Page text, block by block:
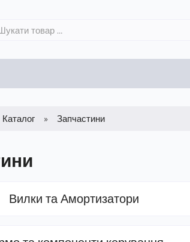
Каталог Запчастини
Вилки та Амортизатори